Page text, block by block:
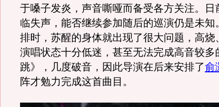
于嗓子发炎，声音嘶哑而备受各方关注。日
临失声，能否继续参加随后的巡演仍是未知
排时，苏醒的身体就出现了很大问题，高烧
演唱状态十分低迷，甚至无法完成高音较多
跳》，几度破音，因此导演在后来安排了俞
阵才勉力完成这首曲目。